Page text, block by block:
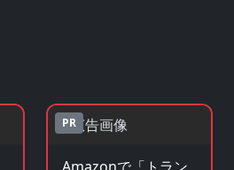
PR